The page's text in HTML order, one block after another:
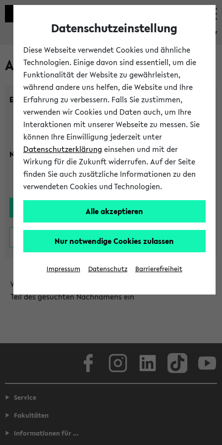
eKVV
Alle Lehrenden
Einrichtung:
Nachname:
Wählen Sie die Einrichtung aus und/oder geben Sie einen
Teil des gesuchten Nachnamens ein
Service
Fakultäten
Informationen für ...
Datenschutzeinstellung
Diese Webseite verwendet Cookies und ähnliche
Technologien. Einige davon sind essentiell, um die
Funktionalität der Website zu gewährleisten,
während andere uns helfen, die Website und Ihre
Erfahrung zu verbessern. Falls Sie zustimmen,
verwenden wir Cookies und Daten auch, um Ihre
Interaktionen mit unserer Webseite zu messen. Sie
können Ihre Einwilligung jederzeit unter
Datenschutzerklärung einsehen und mit der
Wirkung für die Zukunft widerrufen. Auf der Seite
finden Sie auch zusätzliche Informationen zu den
verwendeten Cookies und Technologien.
Alle akzeptieren
Nur notwendige Cookies zulassen
Impressum Datenschutz Barrierefreiheit